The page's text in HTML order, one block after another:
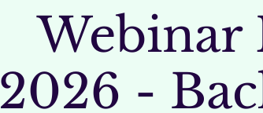
Webinar
2026 -